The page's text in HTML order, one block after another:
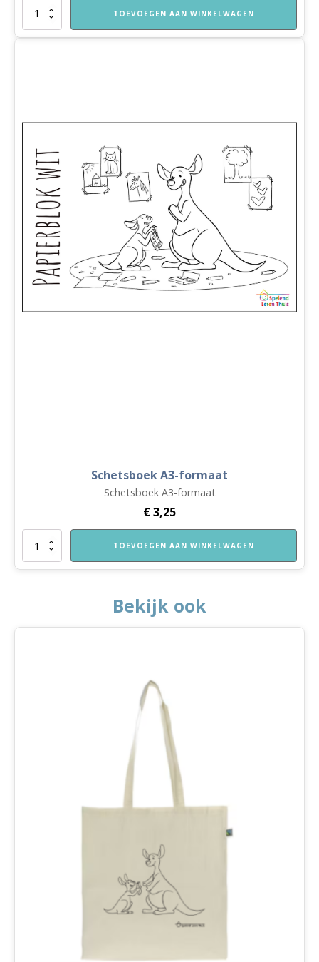
Bekijk ook
Lijm
kwastje
TOEVOEGEN AAN WINKELWAGEN
Schetsboek A3-formaat
Schetsboek A3-formaat
€3,25
Schetsboek
formaat
TOEVOEGEN AAN WINKELWAGEN